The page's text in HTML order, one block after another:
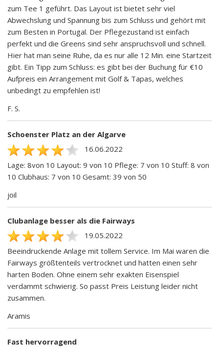
zum Tee 1 geführt. Das Layout ist bietet sehr viel
Abwechslung und Spannung bis zum Schluss und gehört mit
zum Besten in Portugal. Der Pflegezustand ist einfach
perfekt und die Greens sind sehr anspruchsvoll und schnell.
Hier hat man seine Ruhe, da es nur alle 12 Min. eine Startzeit
gibt. Ein Tipp zum Schluss: es gibt bei der Buchung für €10
Aufpreis ein Arrangement mit Golf & Tapas, welches
unbedingt zu empfehlen ist!
F. S.
Schoenster Platz an der Algarve
16.06.2022
Lage: 8von 10 Layout: 9 von 10 Pflege: 7 von 10 Stuff: 8 von
10 Clubhaus: 7 von 10 Gesamt: 39 von 50
joil
Clubanlage besser als die Fairways
19.05.2022
Beeindruckende Anlage mit tollem Service. Im Mai waren die
Fairways größtenteils vertrocknet und hatten einen sehr
harten Boden. Ohne einem sehr exakten Eisenspiel
verdammt schwierig. So passt Preis Leistung leider nicht
zusammen.
Aramis
Fast hervorragend